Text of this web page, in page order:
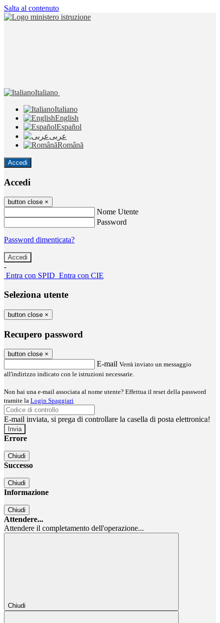
Salta al contenuto
Italiano
Italiano
English
Español
عربى
Română
Accedi
Accedi
button close ×
Nome Utente
Password
Password dimenticata?
-
Entra con SPID Entra con CIE
Seleziona utente
button close ×
Recupero password
button close ×
E-mail Verrà inviato un messaggio
all'indirizzo indicato con le istruzioni necessarie.
Non hai una e-mail associata al nome utente? Effettua il reset della password
tramite la Login Spaggiari
E-mail inviata, si prega di controllare la casella di posta elettronica!
Errore
Chiudi
Successo
Chiudi
Informazione
Chiudi
Attendere...
Attendere il completamento dell'operazione...
Chiudi